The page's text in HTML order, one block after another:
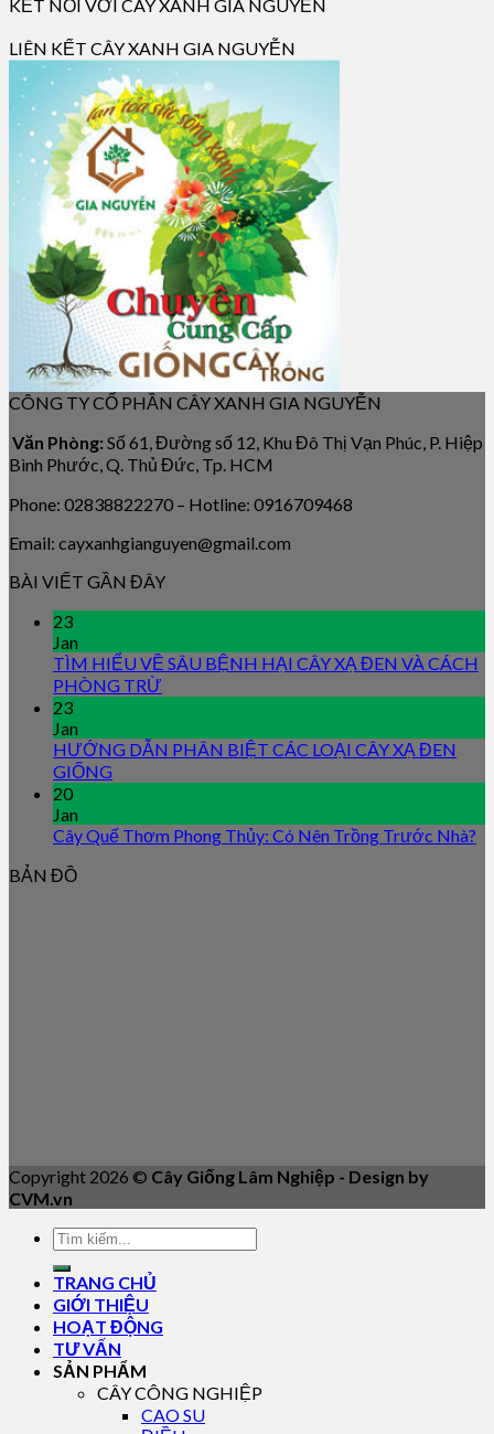
KẾT NỐI VỚI CÂY XANH GIA NGUYỄN
LIÊN KẾT CÂY XANH GIA NGUYỄN
CÔNG TY CỔ PHẦN CÂY XANH GIA NGUYỄN
Văn Phòng: Số 61, Đường số 12, Khu Đô Thị Vạn Phúc, P. Hiệp
Bình Phước, Q. Thủ Đức, Tp. HCM
Phone: 02838822270 – Hotline: 0916709468
Email: cayxanhgianguyen@gmail.com
BÀI VIẾT GẦN ĐÂY
23
Jan
TÌM HIỂU VỀ SÂU BỆNH HẠI CÂY XẠ ĐEN VÀ CÁCH
PHÒNG TRỪ
23
Jan
HƯỚNG DẪN PHÂN BIỆT CÁC LOẠI CÂY XẠ ĐEN
GIỐNG
20
Jan
Cây Quế Thơm Phong Thủy: Có Nên Trồng Trước Nhà?
BẢN ĐỒ
Copyright 2026 © Cây Giống Lâm Nghiệp - Design by
CVM.vn
TRANG CHỦ
GIỚI THIỆU
HOẠT ĐỘNG
TƯ VẤN
SẢN PHẨM
CÂY CÔNG NGHIỆP
CAO SU